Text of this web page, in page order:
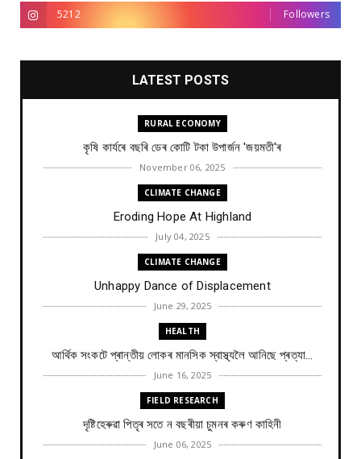
5212 Followers
LATEST POSTS
RURAL ECONOMY
কৃষি কাৰ্যৰে বছৰি ডেৰ কোটি টকা উপার্জন 'জয়মতী'ৰ
November 06, 2025
CLIMATE CHANGE
Eroding Hope At Highland
July 04, 2025
CLIMATE CHANGE
Unhappy Dance of Displacement
June 29, 2025
HEALTH
আৰ্থিক সংকটে প্ৰান্তীয় লোকৰ মানসিক স্বাস্থ্যলৈ আনিছে প্ৰত্যা...
June 16, 2025
FIELD RESEARCH
দৃষ্টিহেৰুৱা পিতৃৰ সতে ন বছৰীয়া চুমনৰ কৰুণ কাহিনী
June 06, 2025